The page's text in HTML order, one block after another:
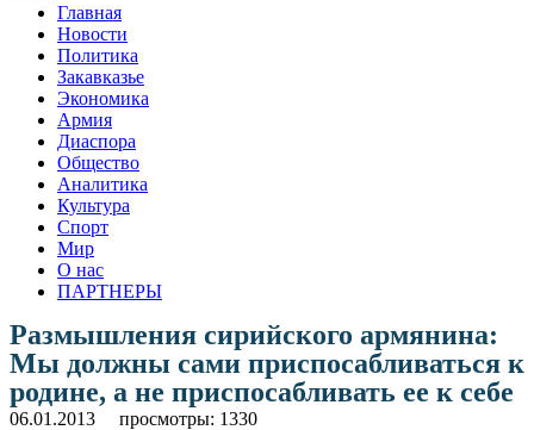
Главная
Новости
Политика
Закавказье
Экономика
Армия
Диаспора
Общество
Аналитика
Культура
Спорт
Мир
О нас
ПАРТНЕРЫ
Размышления сирийского армянина:
Мы должны сами приспосабливаться к
родине, а не приспосабливать ее к себе
06.01.2013 просмотры: 1330